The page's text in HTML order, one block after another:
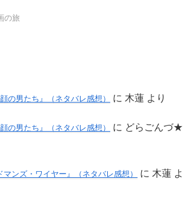
の旅
の男たち』（ネタバレ感想） に 木蓮 より
の男たち』（ネタバレ感想） に どらごんづ★
ンズ・ワイヤー』（ネタバレ感想） に 木蓮 よ